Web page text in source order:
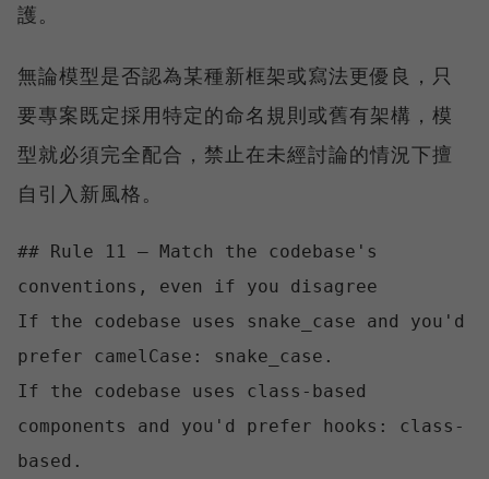
護。
無論模型是否認為某種新框架或寫法更優良，只
要專案既定採用特定的命名規則或舊有架構，模
型就必須完全配合，禁止在未經討論的情況下擅
自引入新風格。
## Rule 11 — Match the codebase's
conventions, even if you disagree
If the codebase uses snake_case and you'd
prefer camelCase: snake_case.
If the codebase uses class-based
components and you'd prefer hooks: class-
based.